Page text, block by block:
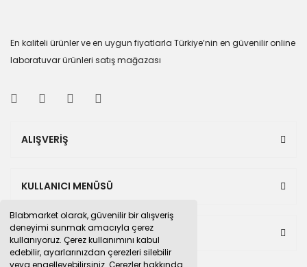
Blabmarket olarak, güvenilir bir alışveriş
deneyimi sunmak amacıyla çerez
kullanıyoruz. Çerez kullanımını kabul
edebilir, ayarlarınızdan çerezleri silebilir
En kaliteli ürünler ve en uygun fiyatlarla Türkiye’nin en güvenilir online
laboratuvar ürünleri satış mağazası
ALIŞVERİŞ
KULLANICI MENÜSÜ
BULUNDUĞUMUZ PAZAR YERLERİ